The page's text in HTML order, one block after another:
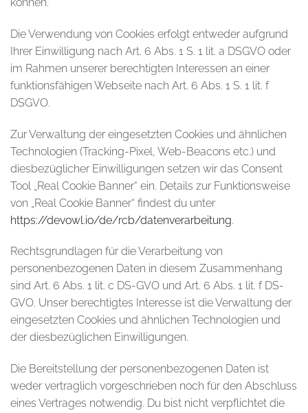
Die Verwendung von Cookies erfolgt entweder aufgrund
Ihrer Einwilligung nach Art. 6 Abs. 1 S. 1 lit. a DSGVO oder
im Rahmen unserer berechtigten Interessen an einer
funktionsfähigen Webseite nach Art. 6 Abs. 1 S. 1 lit. f
DSGVO.
Zur Verwaltung der eingesetzten Cookies und ähnlichen
Technologien (Tracking-Pixel, Web-Beacons etc.) und
diesbezüglicher Einwilligungen setzen wir das Consent
Tool „Real Cookie Banner“ ein. Details zur Funktionsweise
von „Real Cookie Banner“ findest du unter
https://devowl.io/de/rcb/datenverarbeitung.
Rechtsgrundlagen für die Verarbeitung von
personenbezogenen Daten in diesem Zusammenhang
sind Art. 6 Abs. 1 lit. c DS-GVO und Art. 6 Abs. 1 lit. f DS-
GVO. Unser berechtigtes Interesse ist die Verwaltung der
eingesetzten Cookies und ähnlichen Technologien und
der diesbezüglichen Einwilligungen.
Die Bereitstellung der personenbezogenen Daten ist
weder vertraglich vorgeschrieben noch für den Abschluss
eines Vertrages notwendig. Du bist nicht verpflichtet die